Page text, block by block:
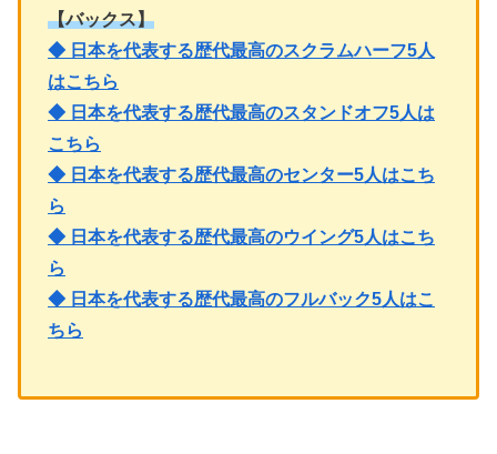
【バックス】
◆ 日本を代表する歴代最高のスクラムハーフ5人
はこちら
◆ 日本を代表する歴代最高のスタンドオフ5人は
こちら
◆ 日本を代表する歴代最高のセンター5人はこち
ら
◆ 日本を代表する歴代最高のウイング5人はこち
ら
◆ 日本を代表する歴代最高のフルバック5人はこ
ちら